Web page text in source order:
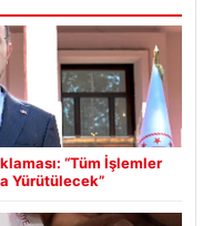
“Tüm İşlemler
Yürütülecek”